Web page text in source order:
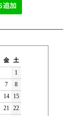
金 土
1
7
8
14
15
21 22